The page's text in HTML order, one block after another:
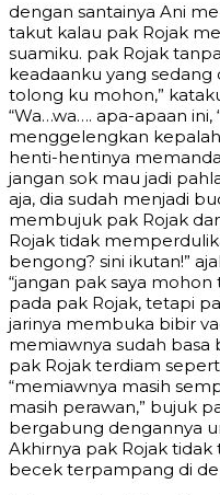
dengan santainya Ani
takut kalau pak Rojak
suamiku. pak Rojak
keadaanku yang sedang
tolong ku mohon,”
“Wa…wa…. apa-apaan
menggelengkan
henti-hentinya
jangan sok mau jadi
aja, dia sudah menjadi
membujuk pak Rojak
Rojak tidak
bengong? sini ikutan!”
“jangan pak saya
pada pak Rojak, tetapi
jarinya membuka bibir
memiawnya sudah basa
pak Rojak terdiam
“memiawnya masih
masih perawan,” bujuk
bergabung dengannya
Akhirnya pak Rojak
becek terpampang di